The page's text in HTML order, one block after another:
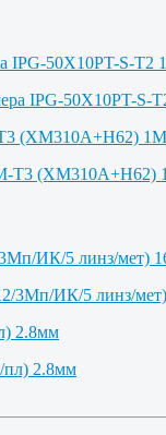
IPG-50X10PT-S-T2
(XM310A+H62)
ИК/5 линз/мет)
2.8мм